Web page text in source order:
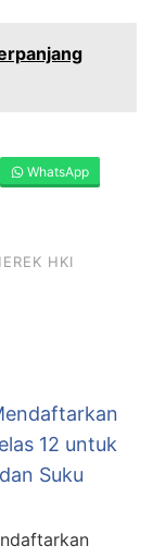
WhatsApp
HKI
12 untuk
Suku